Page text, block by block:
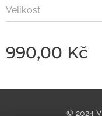
Velikost
990,00 Kč
© 2024